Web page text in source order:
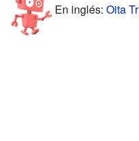
En inglés: Oita